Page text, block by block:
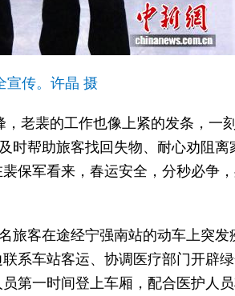
宣传。许晶 摄
老裴的工作也像上紧的发条，一
时帮助旅客找回失物、耐心劝阻离
保军看来，春运安全，分秒必争
旅客在途经宁强南站的动车上突发
系车站客运、协调医疗部门开辟
第一时间登上车厢，配合医护人